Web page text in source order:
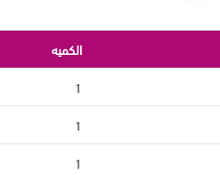
الكميه
1
1
1